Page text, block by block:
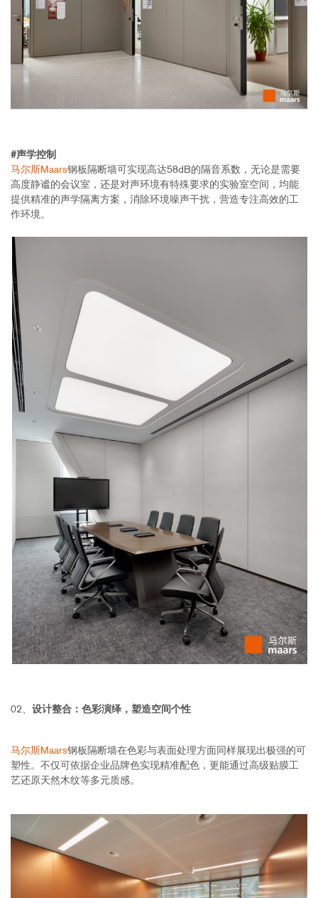
#声学控制
马尔斯Maars钢板隔断墙可实现高达58dB的隔音系数，无论是需要
高度静谧的会议室，还是对声环境有特殊要求的实验室空间，均能
提供精准的声学隔离方案，消除环境噪声干扰，营造专注高效的工
作环境。
02、 设计整合：色彩演绎，塑造空间个性
马尔斯Maars钢板隔断墙在色彩与表面处理方面同样展现出极强的可
塑性。不仅可依据企业品牌色实现精准配色，更能通过高级贴膜工
艺还原天然木纹等多元质感。